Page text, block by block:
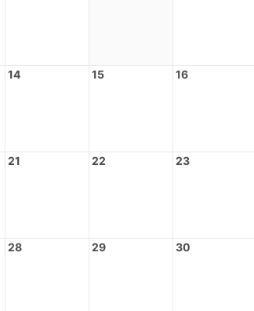
14 15 16
21 22 23
28 29 30